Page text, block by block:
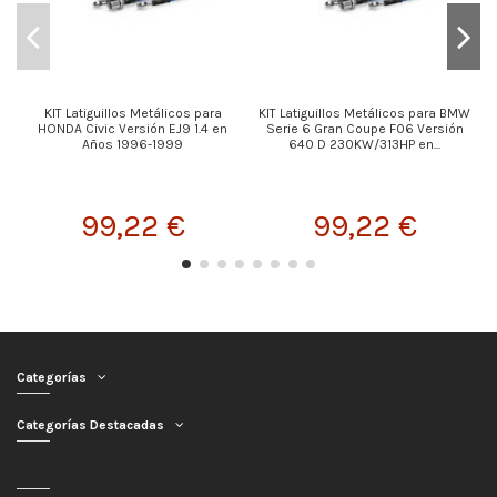
KIT Latiguillos Metálicos para
HONDA Civic Versión EJ9 1.4 en
Años 1996-1999
99,22 €
KIT Latiguillos Metálicos para BMW
Serie 6 Gran Coupe F06 Versión
640 D 230KW/313HP en...
99,22 €
Categorías
Categorías Destacadas